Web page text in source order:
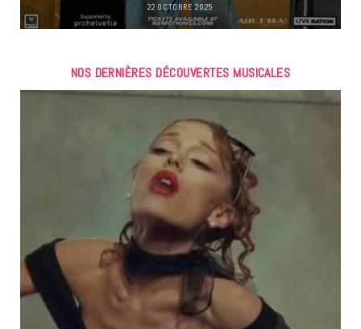
22 OCTOBRE 2025
NOS DERNIÈRES DÉCOUVERTES MUSICALES